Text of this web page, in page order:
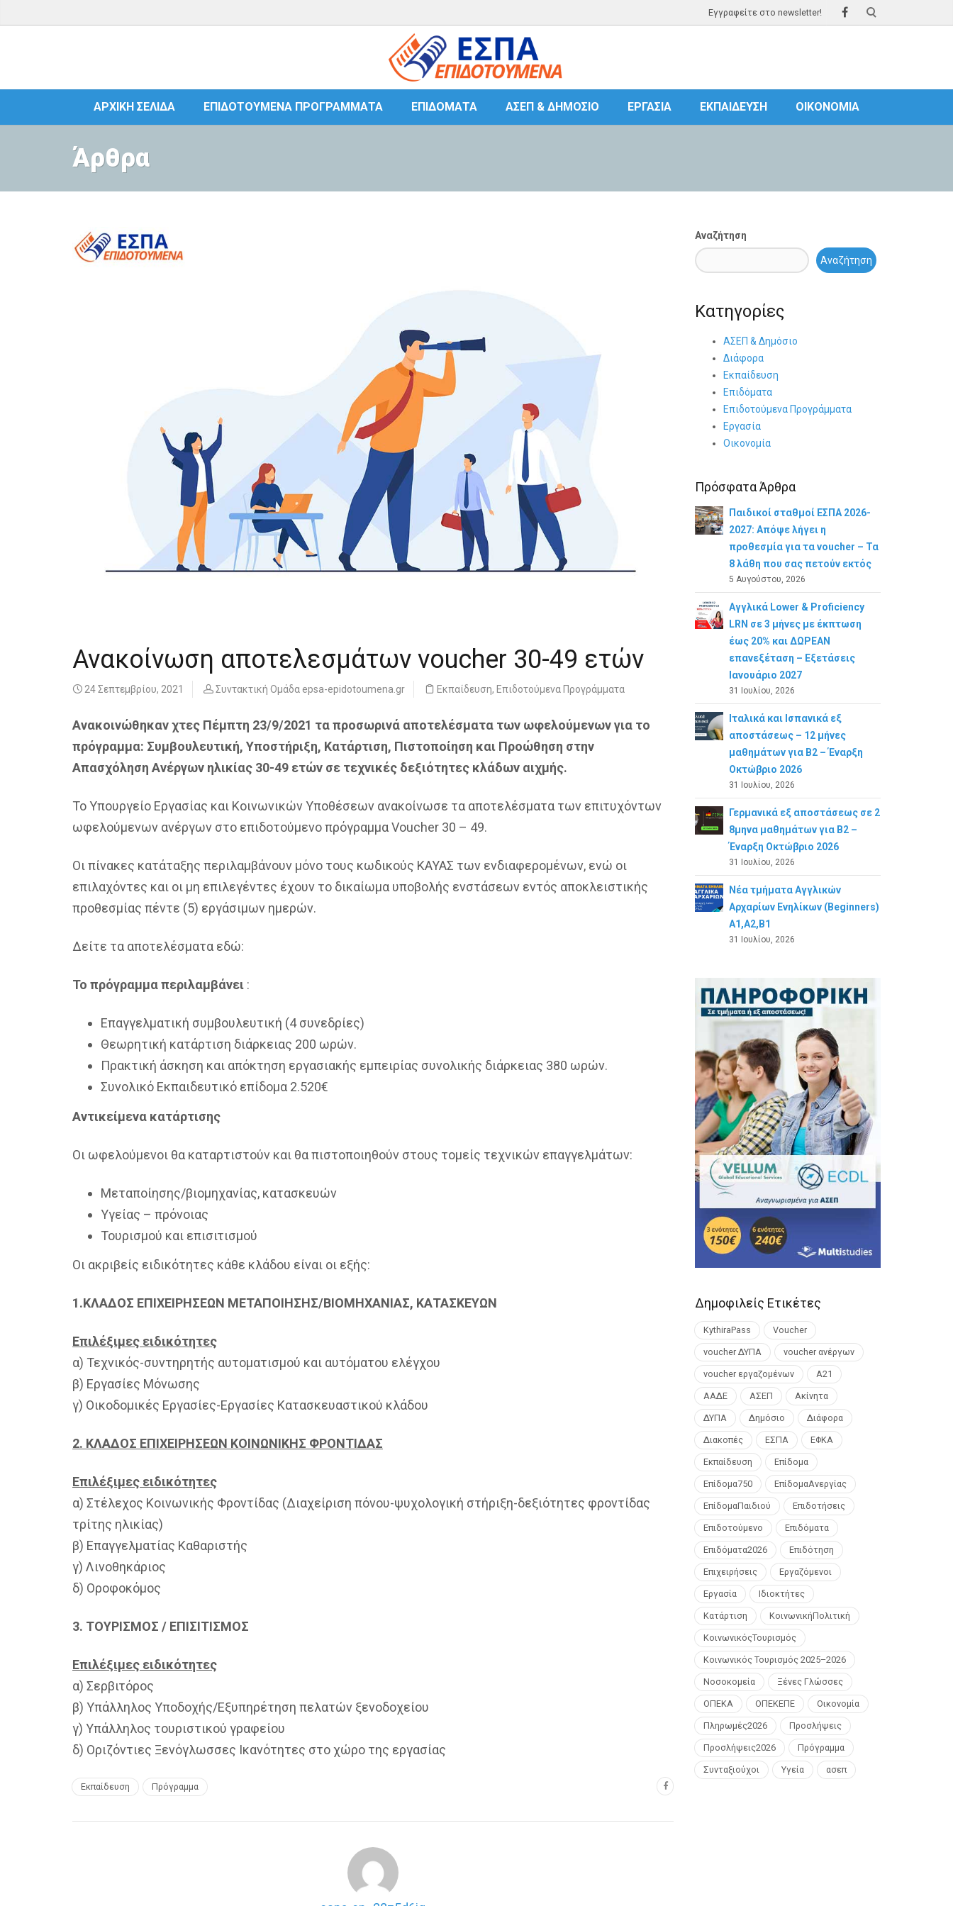
Εγγραφείτε στο newsletter!
ΑΡΧΙΚΉ ΣΕΛΊΔΑ ΕΠΙΔΟΤΟΎΜΕΝΑ ΠΡΟΓΡΆΜΜΑΤΑ ΕΠΙΔΌΜΑΤΑ ΑΣΕΠ & ΔΗΜΌΣΙΟ ΕΡΓΑΣΊΑ ΕΚΠΑΊΔΕΥΣΗ ΟΙΚΟΝΟΜΊΑ
Άρθρα
Ανακοίνωση αποτελεσμάτων voucher 30-49 ετών
24 Σεπτεμβρίου, 2021 Συντακτική Ομάδα epsa-epidotoumena.gr Εκπαίδευση, Επιδοτούμενα Προγράμματα
Ανακοινώθηκαν χτες Πέμπτη 23/9/2021 τα προσωρινά αποτελέσματα των ωφελούμενων για το
πρόγραμμα: Συμβουλευτική, Υποστήριξη, Κατάρτιση, Πιστοποίηση και Προώθηση στην
Απασχόληση Ανέργων ηλικίας 30-49 ετών σε τεχνικές δεξιότητες κλάδων αιχμής.
Το Υπουργείο Εργασίας και Κοινωνικών Υποθέσεων ανακοίνωσε τα αποτελέσματα των επιτυχόντων
ωφελούμενων ανέργων στο επιδοτούμενο πρόγραμμα Voucher 30 – 49.
Οι πίνακες κατάταξης περιλαμβάνουν μόνο τους κωδικούς ΚΑΥΑΣ των ενδιαφερομένων, ενώ οι
επιλαχόντες και οι μη επιλεγέντες έχουν το δικαίωμα υποβολής ενστάσεων εντός αποκλειστικής
προθεσμίας πέντε (5) εργάσιμων ημερών.
Δείτε τα αποτελέσματα εδώ:
Το πρόγραμμα περιλαμβάνει :
Eπαγγελματική συμβουλευτική (4 συνεδρίες)
Θεωρητική κατάρτιση διάρκειας 200 ωρών.
Πρακτική άσκηση και απόκτηση εργασιακής εμπειρίας συνολικής διάρκειας 380 ωρών.
Συνολικό Εκπαιδευτικό επίδομα 2.520€
Αντικείμενα κατάρτισης
Οι ωφελούμενοι θα καταρτιστούν και θα πιστοποιηθούν στους τομείς τεχνικών επαγγελμάτων:
Μεταποίησης/βιομηχανίας, κατασκευών
Υγείας – πρόνοιας
Τουρισμού και επισιτισμού
Οι ακριβείς ειδικότητες κάθε κλάδου είναι οι εξής:
1.ΚΛΑΔΟΣ ΕΠΙΧΕΙΡΗΣΕΩΝ ΜΕΤΑΠΟΙΗΣΗΣ/ΒΙΟΜΗΧΑΝΙΑΣ, ΚΑΤΑΣΚΕΥΩΝ
Επιλέξιμες ειδικότητες
α) Τεχνικός-συντηρητής αυτοματισμού και αυτόματου ελέγχου
β) Εργασίες Μόνωσης
γ) Οικοδομικές Εργασίες-Εργασίες Κατασκευαστικού κλάδου
2. ΚΛΑΔΟΣ ΕΠΙΧΕΙΡΗΣΕΩΝ ΚΟΙΝΩΝΙΚΗΣ ΦΡΟΝΤΙΔΑΣ
Επιλέξιμες ειδικότητες
α) Στέλεχος Κοινωνικής Φροντίδας (Διαχείριση πόνου-ψυχολογική στήριξη-δεξιότητες φροντίδας
τρίτης ηλικίας)
β) Επαγγελματίας Καθαριστής
γ) Λινοθηκάριος
δ) Οροφοκόμος
3. ΤΟΥΡΙΣΜΟΣ / ΕΠΙΣΙΤΙΣΜΟΣ
Επιλέξιμες ειδικότητες
α) Σερβιτόρος
β) Υπάλληλος Υποδοχής/Εξυπηρέτηση πελατών ξενοδοχείου
γ) Υπάλληλος τουριστικού γραφείου
δ) Οριζόντιες Ξενόγλωσσες Ικανότητες στο χώρο της εργασίας
Εκπαίδευση Πρόγραμμα
Αναζήτηση
Αναζήτηση
Κατηγορίες
ΑΣΕΠ & Δημόσιο
Διάφορα
Εκπαίδευση
Επιδόματα
Επιδοτούμενα Προγράμματα
Εργασία
Οικονομία
Πρόσφατα Άρθρα
Παιδικοί σταθμοί ΕΣΠΑ 2026-
2027: Απόψε λήγει η
προθεσμία για τα voucher – Τα
8 λάθη που σας πετούν εκτός
5 Αυγούστου, 2026
Αγγλικά Lower & Proficiency
LRN σε 3 μήνες με έκπτωση
έως 20% και ΔΩΡΕΑΝ
επανεξέταση – Εξετάσεις
Ιανουάριο 2027
31 Ιουλίου, 2026
Ιταλικά και Ισπανικά εξ
αποστάσεως – 12 μήνες
μαθημάτων για B2 – Έναρξη
Οκτώβριο 2026
31 Ιουλίου, 2026
Γερμανικά εξ αποστάσεως σε 2
8μηνα μαθημάτων για Β2 –
Έναρξη Οκτώβριο 2026
31 Ιουλίου, 2026
Νέα τμήματα Αγγλικών
Αρχαρίων Ενηλίκων (Beginners)
A1,A2,B1
31 Ιουλίου, 2026
Δημοφιλείς Ετικέτες
KythiraPass Voucher
voucher ΔΥΠΑ voucher ανέργων
voucher εργαζομένων Α21
ΑΑΔΕ ΑΣΕΠ Ακίνητα
ΔΥΠΑ Δημόσιο Διάφορα
Διακοπές ΕΣΠΑ ΕΦΚΑ
Εκπαίδευση Επίδομα
Επίδομα750 ΕπίδομαΑνεργίας
ΕπίδομαΠαιδιού Επιδοτήσεις
Επιδοτούμενο Επιδόματα
Επιδόματα2026 Επιδότηση
Επιχειρήσεις Εργαζόμενοι
Εργασία Ιδιοκτήτες
Κατάρτιση ΚοινωνικήΠολιτική
ΚοινωνικόςΤουρισμός
Κοινωνικός Τουρισμός 2025–2026
Νοσοκομεία Ξένες Γλώσσες
ΟΠΕΚΑ ΟΠΕΚΕΠΕ Οικονομία
Πληρωμές2026 Προσλήψεις
Προσλήψεις2026 Πρόγραμμα
Συνταξιούχοι Υγεία ασεπ